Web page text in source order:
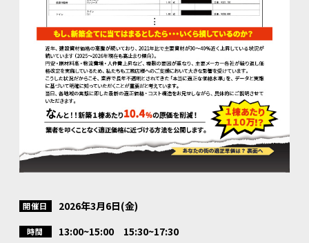
開催日 2026年3月6日(金)
時間 13:00~15:00 15:30~17:30